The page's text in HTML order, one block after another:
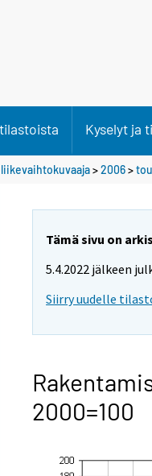
Kyselyt ja
>2006>
Tämä sivu on
5.4.2022 jälkeen
Siirry uudelle
2000=100